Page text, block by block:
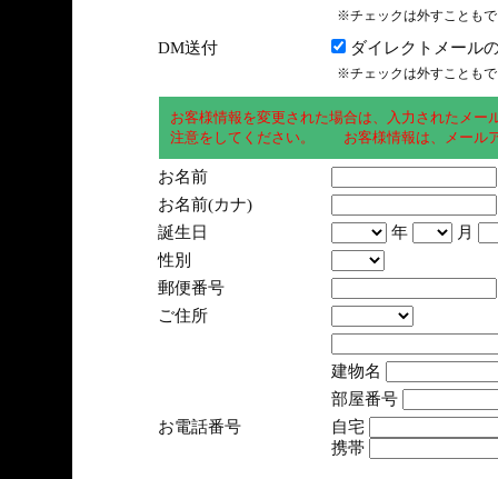
※チェックは外すことも
DM送付 ダイレクトメール
※チェックは外すことも
お客様情報を変更された場合は、入力されたメ
注意をしてください。 お客様情報は、メール
お名前
お名前(カナ)
誕生日
年
月
性別
郵便番号
ご住所
建物名
部屋番号
お電話番号
自宅
携帯